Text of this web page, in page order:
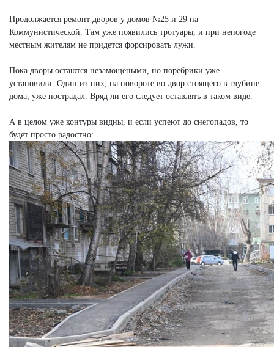
Продолжается ремонт дворов у домов №25 и 29 на
Коммунистической. Там уже появились тротуары, и при непогоде
местным жителям не придется форсировать лужи.
Пока дворы остаются незамощеными, но поребрики уже
установили. Один из них, на повороте во двор стоящего в глубине
дома, уже пострадал. Вряд ли его следует оставлять в таком виде.
А в целом уже контуры видны, и если успеют до снегопадов, то
будет просто радостно: